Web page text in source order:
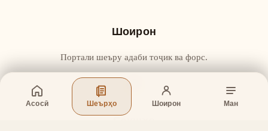
Асосӣ Шеърҳо Шоирон Ман
Шоирон
Портали шеъру адаби тоҷик ва форс.